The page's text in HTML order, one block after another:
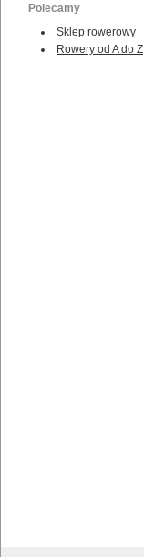
Polecamy
Sklep rowerowy
Rowery od A do Z